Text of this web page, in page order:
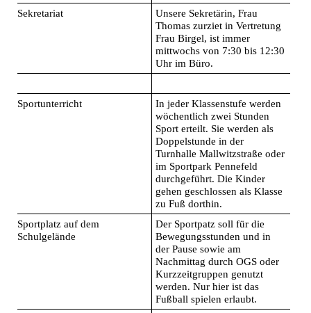
Sekretariat
Unsere Sekretärin, Frau
Thomas zurziet in Vertretung
Frau Birgel, ist immer
mittwochs von 7:30 bis 12:30
Uhr im Büro.
Sportunterricht
In jeder Klassenstufe werden
wöchentlich zwei Stunden
Sport erteilt. Sie werden als
Doppelstunde in der
Turnhalle Mallwitzstraße oder
im Sportpark Pennefeld
durchgeführt. Die Kinder
gehen geschlossen als Klasse
zu Fuß dorthin.
Sportplatz auf dem
Schulgelände
Der Sportpatz soll für die
Bewegungsstunden und in
der Pause sowie am
Nachmittag durch OGS oder
Kurzzeitgruppen genutzt
werden. Nur hier ist das
Fußball spielen erlaubt.